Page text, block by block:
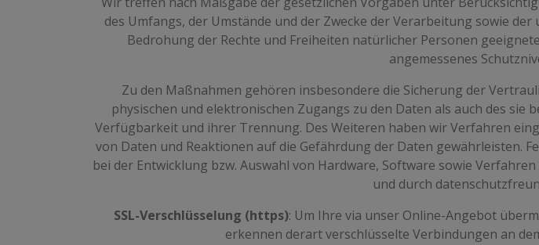
des Umfangs, der Umstände und der Zwecke der Verarbeitung sowie
Bedrohung der Rechte und Freiheiten natürlicher Personen
angemessenes
Zu den Maßnahmen gehören insbesondere die Sicherung der
physischen und elektronischen Zugangs zu den Daten als auch des
Verfügbarkeit und ihrer Trennung. Des Weiteren haben wir Verfahren
von Daten und Reaktionen auf die Gefährdung der Daten gewährleisten.
bei der Entwicklung bzw. Auswahl von Hardware, Software sowie
und durch
SSL-Verschlüsselung (https): Um Ihre via unser Online-Angebot
erkennen derart verschlüsselte Verbindungen an